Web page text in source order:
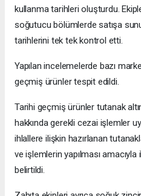
kullanma tarihleri oluşturdu.
soğutucu bölümlerde satışa
tarihlerini tek tek kontrol etti.
Yapılan incelemelerde bazı
geçmiş ürünler tespit edildi.
Tarihi geçmiş ürünler tutanak
hakkında gerekli cezai işlemler
ihlallere ilişkin hazırlanan
ve işlemlerin yapılması
belirtildi.